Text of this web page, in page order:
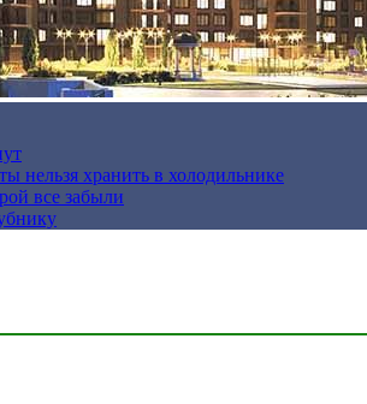
нельзя хранить в холодильнике
все забыли